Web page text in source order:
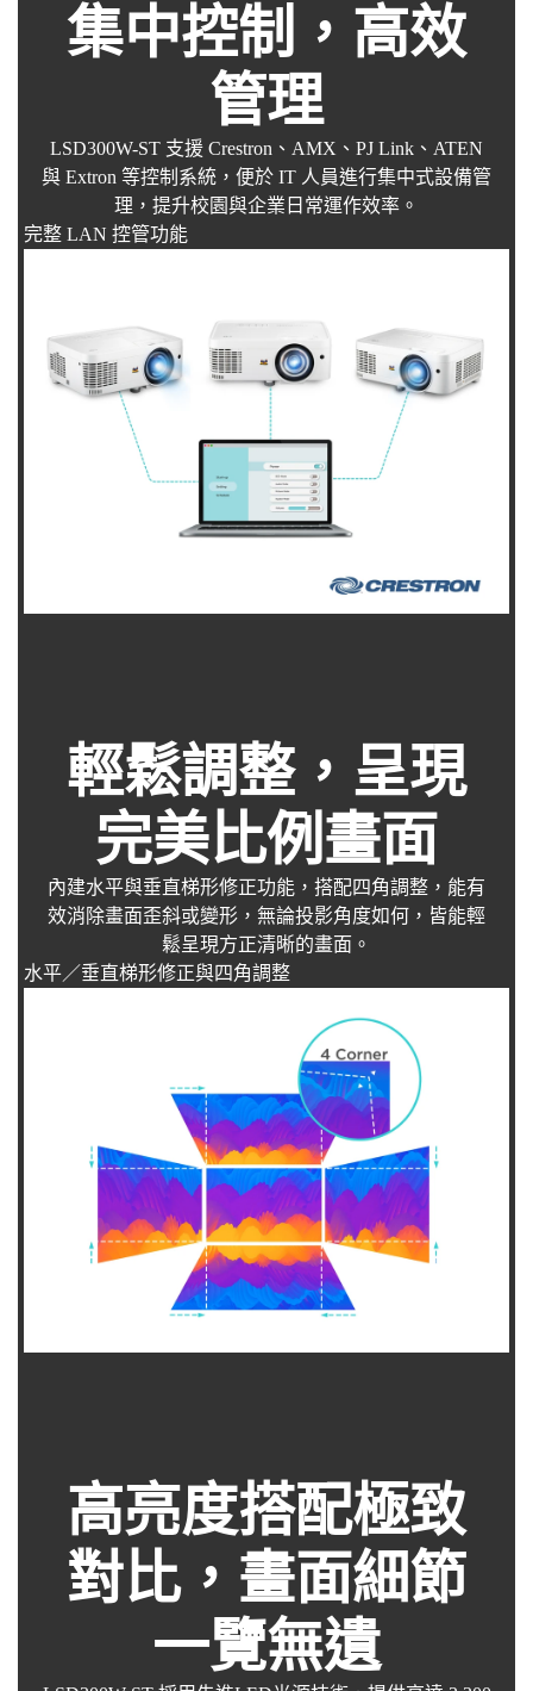
集中控制，高效
管理
LSD300W-ST 支援 Crestron、AMX、PJ Link、ATEN
與 Extron 等控制系統，便於 IT 人員進行集中式設備管
理，提升校園與企業日常運作效率。
完整 LAN 控管功能​
輕鬆調整，呈現
完美比例畫面
內建水平與垂直梯形修正功能，搭配四角調整，能有
效消除畫面歪斜或變形，無論投影角度如何，皆能輕
鬆呈現方正清晰的畫面。
水平／垂直梯形修正與四角調整
高亮度搭配極致
對比，畫面細節
一覽無遺